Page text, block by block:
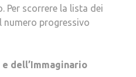
Per scorrere la lista dei
numero progressivo
dell’Immaginario